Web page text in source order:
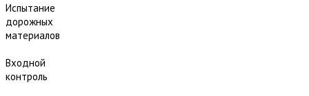
Испытание
дорожных
материалов
Входной
контроль